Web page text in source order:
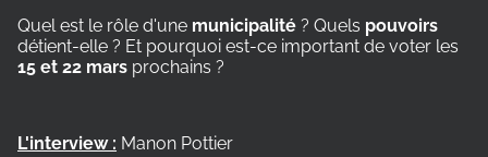
Quel est le rôle d'une municipalité ? Quels pouvoirs
détient-elle ? Et pourquoi est-ce important de voter les
15 et 22 mars prochains ?
L'interview : Manon Pottier